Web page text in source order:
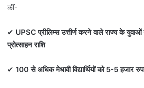
कीं-
✔ UPSC प्रीलिम्स उत्तीर्ण करने वाले राज्य के
प्रोत्साहन राशि
✔ 100 से अधिक मेधावी विद्यार्थियों को 5-5 हजार